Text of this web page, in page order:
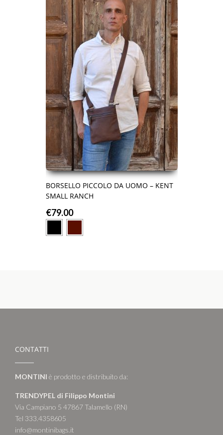
BORSELLO PICCOLO DA UOMO – KENT
SMALL RANCH
€79.00
CONTATTI
MONTINI è prodotto e distribuito da:
TRENDYPEL di Filippo Montini
Via Campiano 5 47867 Talamello (RN)
Tel 333.4358605
info@montinibags.it